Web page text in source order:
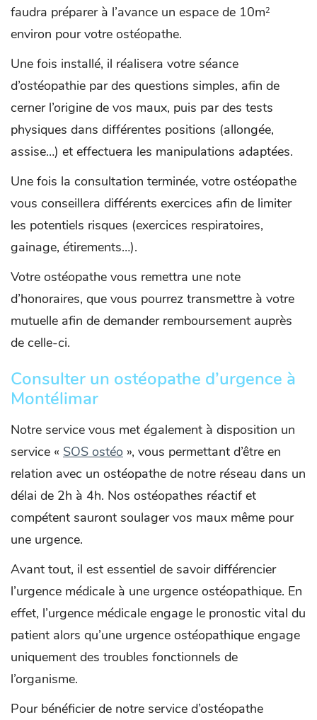
faudra préparer à l’avance un espace de 10m2
environ pour votre ostéopathe.
Une fois installé, il réalisera votre séance
d’ostéopathie par des questions simples, afin de
cerner l’origine de vos maux, puis par des tests
physiques dans différentes positions (allongée,
assise…) et effectuera les manipulations adaptées.
Une fois la consultation terminée, votre ostéopathe
vous conseillera différents exercices afin de limiter
les potentiels risques (exercices respiratoires,
gainage, étirements…).
Votre ostéopathe vous remettra une note
d’honoraires, que vous pourrez transmettre à votre
mutuelle afin de demander remboursement auprès
de celle-ci.
Consulter un ostéopathe d’urgence à
Montélimar
Notre service vous met également à disposition un
service « SOS ostéo », vous permettant d’être en
relation avec un ostéopathe de notre réseau dans un
délai de 2h à 4h. Nos ostéopathes réactif et
compétent sauront soulager vos maux même pour
une urgence.
Avant tout, il est essentiel de savoir différencier
l’urgence médicale à une urgence ostéopathique. En
effet, l’urgence médicale engage le pronostic vital du
patient alors qu’une urgence ostéopathique engage
uniquement des troubles fonctionnels de
l’organisme.
Pour bénéficier de notre service d’ostéopathe